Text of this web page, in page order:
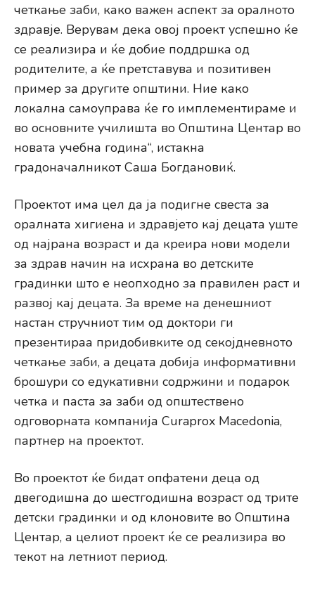
четкање заби, како важен аспект за оралното
здравје. Верувам дека овој проект успешно ќе
се реализира и ќе добие поддршка од
родителите, а ќе претставува и позитивен
пример за другите општини. Ние како
локална самоуправа ќе го имплементираме и
во основните училишта во Општина Центар во
новата учебна година“, истакна
градоначалникот Саша Богдановиќ.
Проектот има цел да ја подигне свеста за
оралната хигиена и здравјето кај децата уште
од најрана возраст и да креира нови модели
за здрав начин на исхрана во детските
градинки што е неопходно за правилен раст и
развој кај децата. За време на денешниот
настан стручниот тим од доктори ги
презентираа придобивките од секојдневното
четкање заби, а децата добија информативни
брошури со едукативни содржини и подарок
четка и паста за заби од општествено
одговорната компанија Curaprox Macedonia,
партнер на проектот.
Во проектот ќе бидат опфатени деца од
двегодишна до шестгодишна возраст од трите
детски градинки и од клоновите во Општина
Центар, а целиот проект ќе се реализира во
текот на летниот период.